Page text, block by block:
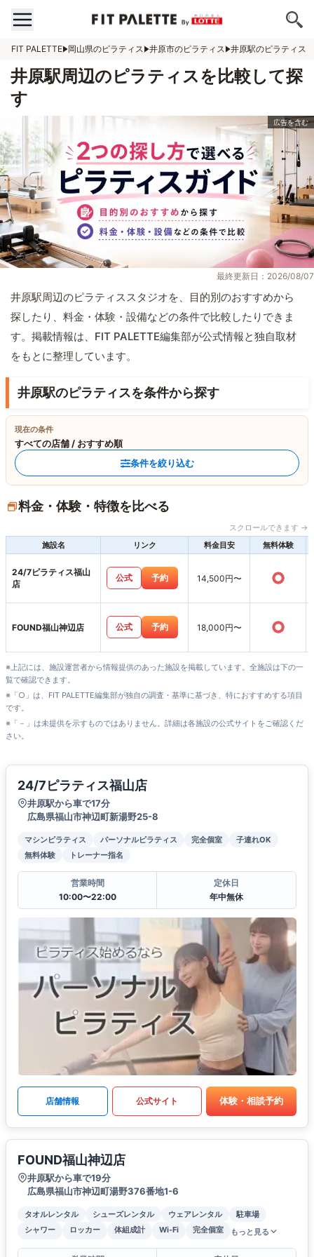
FIT PALETTE 岡山県のピラティス 井原市のピラティス 井原駅のピラティス
井原駅周辺のピラティスを比較して探
す
最終更新日：2026/08/07
井原駅周辺のピラティススタジオを、目的別のおすすめから
探したり、料金・体験・設備などの条件で比較したりできま
す。掲載情報は、FIT PALETTE編集部が公式情報と独自取材
をもとに整理しています。
井原駅のピラティスを条件から探す
現在の条件
すべての店舗 / おすすめ順
条件を絞り込む
料金・体験・特徴を比べる
スクロールできます →
施設名
リンク 料金目安 無料体験
24/7ピラティス福山
店
公式 予約 14,500円〜 ○
FOUND福山神辺店 公式 予約 18,000円〜 ○
※上記には、施設運営者から情報提供のあった施設を掲載しています。全施設は下の一
覧で確認できます。
※「○」は、FIT PALETTE編集部が独自の調査・基準に基づき、特におすすめする項目
です。
※「－」は未提供を示すものではありません。詳細は各施設の公式サイトをご確認くだ
さい。
24/7ピラティス福山店
井原駅から車で17分
広島県福山市神辺町新湯野25-8
マシンピラティス パーソナルピラティス 完全個室
子連れOK
無料体験
トレーナー指名
営業時間
10:00〜22:00
定休日
年中無休
店舗情報 公式サイト 体験・相談予約
FOUND福山神辺店
井原駅から車で19分
広島県福山市神辺町湯野376番地1-6
タオルレンタル シューズレンタル ウェアレンタル
駐車場
シャワー
ロッカー 体組成計 Wi-Fi 完全個室 もっと見る